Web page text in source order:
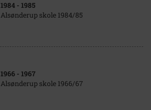
1984 - 1985
Alsønderup skole 1984/85
1966 - 1967
Alsønderup skole 1966/67